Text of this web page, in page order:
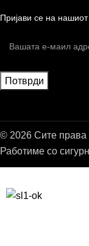
Пријави се на
© 2026 Сите
Работиме со